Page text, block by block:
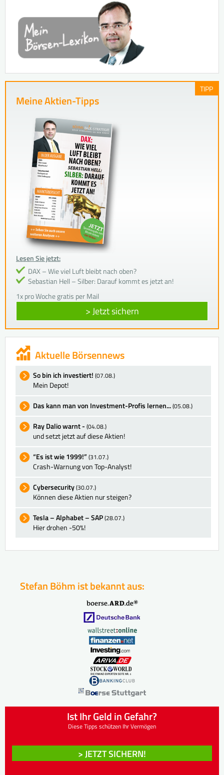
TIPP
Meine Aktien-Tipps
Lesen Sie jetzt:
DAX – Wie viel Luft bleibt nach oben?
Sebastian Hell – Silber: Darauf kommt es jetzt an!
1x pro Woche gratis per Mail
> Jetzt sichern
Aktuelle Börsennews
So bin ich investiert! (07.08.)
Mein Depot!
Das kann man von Investment-Profis lernen...(05.08.)
Ray Dalio warnt - (04.08.)
und setzt jetzt auf diese Aktien!
“Es ist wie 1999!”(31.07.)
Crash-Warnung von Top-Analyst!
Cybersecurity(30.07.)
Können diese Aktien nur steigen?
Tesla – Alphabet – SAP(28.07.)
Hier drohen -50%!
Stefan Böhm ist bekannt aus:
Ist Ihr Geld in Gefahr?
Diese Tipps schützen Ihr Vermögen
> JETZT SICHERN!